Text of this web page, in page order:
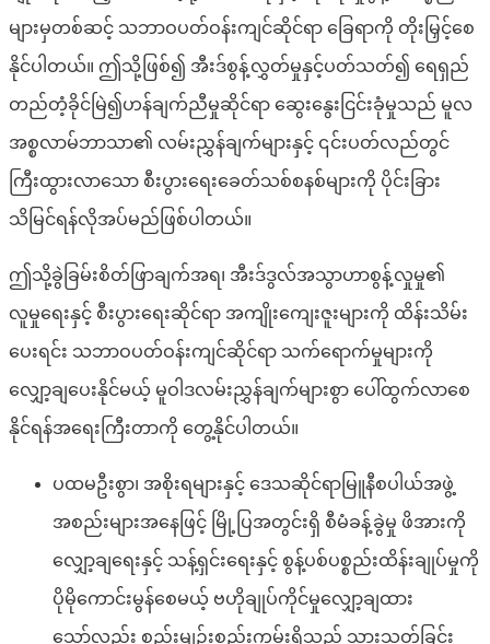
များမှတစ်ဆင့် သဘာဝပတ်ဝန်းကျင်ဆိုင်ရာ ခြေရာကို တိုးမြှင့်စေ
နိုင်ပါတယ်။ ဤသို့ဖြစ်၍ အီးဒ်စွန့်လွှတ်မှုနှင့်ပတ်သတ်၍ ရေရှည်
တည်တံ့ခိုင်မြဲ၍ဟန်ချက်ညီမှုဆိုင်ရာ ဆွေးနွေးငြင်းခုံမှုသည် မူလ
အစ္စလာမ်ဘာသာ၏ လမ်းညွှန်ချက်များနှင့် ၎င်းပတ်လည်တွင်
ကြီးထွားလာသော စီးပွားရေးခေတ်သစ်စနစ်များကို ပိုင်းခြား
သိမြင်ရန်လိုအပ်မည်ဖြစ်ပါတယ်။
ဤသို့ခွဲခြမ်းစိတ်ဖြာချက်အရ၊ အီးဒ်ဒွလ်အသွာဟာစွန့်လှုမှု၏
လူမှုရေးနှင့် စီးပွားရေးဆိုင်ရာ အကျိုးကျေးဇူးများကို ထိန်းသိမ်း
ပေးရင်း သဘာဝပတ်ဝန်းကျင်ဆိုင်ရာ သက်ရောက်မှုများကို
လျှော့ချပေးနိုင်မယ့် မူဝါဒလမ်းညွှန်ချက်များစွာ ပေါ်ထွက်လာစေ
နိုင်ရန်အရေးကြီးတာကို တွေ့နိုင်ပါတယ်။
ပထမဦးစွာ၊ အစိုးရများနှင့် ဒေသဆိုင်ရာမြူနီစပါယ်အဖွဲ့
အစည်းများအနေဖြင့် မြို့ပြအတွင်းရှိ စီမံခန့်ခွဲမှု ဖိအားကို
လျှော့ချရေးနှင့် သန့်ရှင်းရေးနှင့် စွန့်ပစ်ပစ္စည်းထိန်းချုပ်မှုကို
ပိုမိုကောင်းမွန်စေမယ့် ဗဟိုချုပ်ကိုင်မှုလျှော့ချထား
သော်လည်း စည်းမျဉ်းစည်းကမ်းရှိသည့် သားသတ်ခြင်း